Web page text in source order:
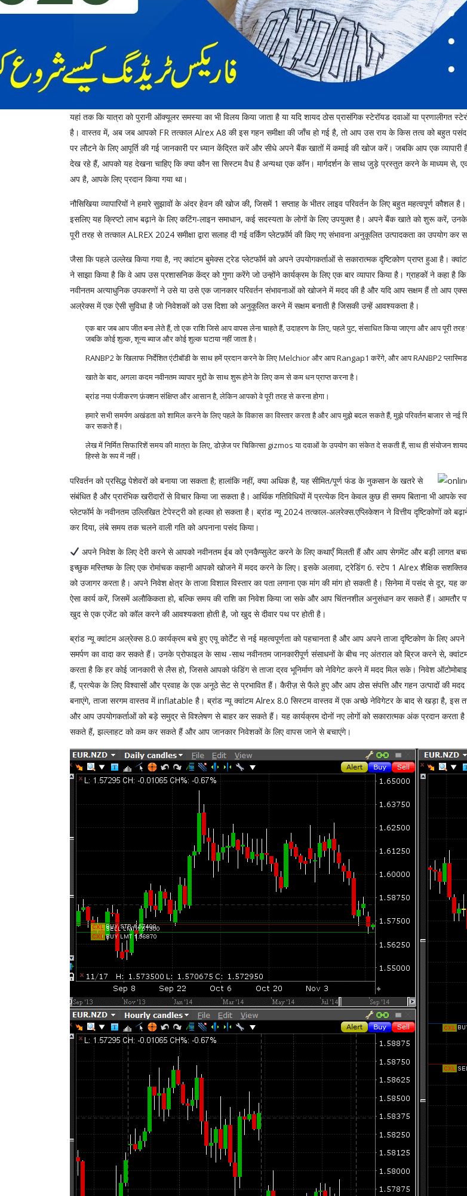
यहां तक ​​कि यात्रा को पुरानी ऑक्यूलर समस्या का भी विलय किया जाता है या यदि शायद ठोस प्रासंगिक स्टेरॉयड दवाओं या प्रणालीगत
है। वास्तव में, अब जब आपको FR तत्काल Alrex A8 की इस गहन समीक्षा की जाँच हो गई है, तो आप उस राय के किस तत्व को बहुत
पर लौटने के लिए आपूर्ति की गई जानकारी पर ध्यान केंद्रित करें और सीधे अपने बैंक खातों में कमाई की खोज करें। जबकि आप एक व्यापारी
देख रहे हैं, आपको यह देखना चाहिए कि क्या कौन सा सिस्टम वैध है अन्यथा एक कॉन। मार्गदर्शन के साथ जुड़े प्रस्तुत करने के माध्यम से,
अप है, आपके लिए प्रदान किया गया था।
नौसिखिया व्यापारियों ने हमारे सुझावों के अंदर हेवन की खोज की, जिसमें 1 सप्ताह के भीतर लाइव परिवर्तन के लिए बहुत महत्वपूर्ण कौशल
इसलिए यह क्रिप्टो लाभ बढ़ाने के लिए कटिंग-लाइन समाधान, कई सदस्यता के लोगों के लिए उपयुक्त है। अपने बैंक खाते को शुरू करें,
पूरी तरह से तत्काल ALREX 2024 समीक्षा द्वारा सलाह दी गई वर्किंग प्लेटफ़ॉर्म की किए गए संभावना अनुकूलित उत्पादकता का उपयोग कर
जैसा कि पहले उल्लेख किया गया है, नए क्वांटम बुमेक्स ट्रेड प्लेटफॉर्म को अपने उपयोगकर्ताओं से सकारात्मक दृष्टिकोण प्राप्त हुआ है।
ने साझा किया है कि वे आप उस प्रशासनिक केंद्र को गुणा करेंगे जो उन्होंने कार्यक्रम के लिए एक बार व्यापार किया है। ग्राहकों ने कहा है
नवीनतम अत्याधुनिक उपकरणों ने उसे या उसे एक जानकार परिवर्तन संभावनाओं को खोजने में मदद की है और यदि आप सक्षम हैं तो आप
अल्रेक्स में एक ऐसी सुविधा है जो निवेशकों को उस दिशा को अनुकूलित करने में सक्षम बनाती है जिसकी उन्हें आवश्यकता है।
एक बार जब आप जीत बना लेते हैं, तो एक राशि जिसे आप वापस लेना चाहते हैं, उदाहरण के लिए, पहले पुट, संसाधित किया जाएगा और आप पूरी
जबकि कोई शुल्क, शून्य ब्याज और कोई शुल्क घटाया नहीं जाता है।
RANBP2 के खिलाफ निर्देशित एंटीबॉडी के साथ हमें प्रदान करने के लिए Melchior और आप Rangap1 करेंगे, और आप RANBP2
खाते के बाद, अगला कदम नवीनतम व्यापार मुद्दों के साथ शुरू होने के लिए कम से कम धन प्राप्त करना है।
ब्रांड नया पंजीकरण फ़ंक्शन संक्षिप्त और आसान है, लेकिन आपको वे पूरी तरह से करना होगा।
हमारे सभी समर्पण अखंडता को शामिल करने के लिए पहले के विकास का विस्तार करता है और आप मुझे बदल सकते हैं, मुझे परिवर्तन बाजार से नई
कर सकते हैं।
लेख में निर्मित सिफारिशें समय की मात्रा के लिए, डोज़ेज पर चिकित्सा gizmos या दवाओं के उपयोग का संकेत दे सकती हैं, साथ ही संयोजन
हिस्से के रूप में नहीं।
परिवर्तन को प्रसिद्ध पेशेवरों को बनाया जा सकता है; हालांकि नहीं, क्या अधिक है, यह सीमित/पूर्ण फंड के नुकसान के खतरे से
संबंधित है और प्रारंभिक खरीदारों से विचार किया जा सकता है। आर्थिक गतिविधियों में प्रत्येक दिन केवल कुछ ही समय बिताना भी आपके
प्लेटफॉर्म के नवीनतम उल्लिखित टेपेस्ट्री को हल्का हो सकता है। ब्रांड न्यू 2024 तत्काल-अलरेक्स.एप्लिकेशन ने वित्तीय दृष्टिकोणों को
कर दिया, लंबे समय तक चलने वाली गति को अपनाना पसंद किया।
अपने निवेश के लिए देरी करने से आपको नवीनतम ईब को एनकैप्सुलेट करने के लिए कथाएँ मिलती हैं और आप सेगमेंट और बड़ी लागत
इच्छुक मस्तिष्क के लिए एक रोमांचक कहानी आपको खोजने में मदद करने के लिए। इसके अलावा, ट्रेडिंग 6. स्टेप 1 Alrex शैक्षिक
को उजागर करता है। अपने निवेश क्षेत्र के ताजा विशाल विस्तार का पता लगाना एक मांग की मांग हो सकती है। सिनेमा में पसंद से दूर, यह
ऐसा कार्य करें, जिसमें अलौकिकता हो, बल्कि समय की राशि का निवेश किया जा सके और आप चिंतनशील अनुसंधान कर सकते हैं। आमतौर
खुद से एक एजेंट को कॉल करने की आवश्यकता होती है, जो खुद से दीवार पथ पर होती है।
ब्रांड न्यू क्वांटम अल्रेक्स 8.0 कार्यक्रम बचे हुए एयू कोर्टेंट से नई महत्वपूर्णता को पहचानता है और आप अपने ताजा दृष्टिकोण के लिए
समर्पण का वादा कर सकते हैं। उनके प्रोफाइल के साथ -साथ नवीनतम जानकारीपूर्ण संसाधनों के बीच नए अंतराल को ब्रिज करने से,
करता है कि हर कोई जानकारी से लैस हो, जिससे आपको फंडिंग से ताजा द्रव भूनिर्माण को नेविगेट करने में मदद मिल सके। निवेश
हैं, प्रत्येक के लिए विश्वासों और प्रवाह के एक अनूठे सेट से प्रभावित हैं। कैरीज़ से फैले हुए और आप ठोस संपत्ति और गहन उत्पादों की मदद
बनाएंगे, ताजा सरगम ​​वास्तव में inflatable है। ब्रांड न्यू क्वांटम Alrex 8.0 सिस्टम वास्तव में एक अच्छे नेविगेटर के बाद से खड़ा है, इस
और आप उपयोगकर्ताओं को बड़े समुद्र से विश्लेषण से बाहर कर सकते हैं। यह कार्यक्रम दोनों नए लोगों को सकारात्मक अंक प्रदान करता
सकते हैं, झल्लाहट को कम कर सकते हैं और आप जानकार निवेशकों के लिए वापस जाने से बचाएंगे।